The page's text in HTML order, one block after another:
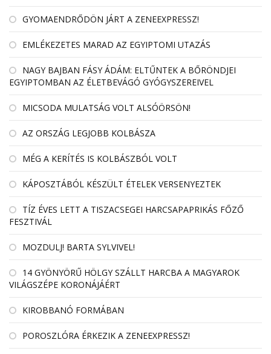
GYOMAENDRŐDÖN JÁRT A ZENEEXPRESSZ!
EMLÉKEZETES MARAD AZ EGYIPTOMI UTAZÁS
NAGY BAJBAN FÁSY ÁDÁM: ELTŰNTEK A BŐRÖNDJEI
EGYIPTOMBAN AZ ÉLETBEVÁGÓ GYÓGYSZEREIVEL
MICSODA MULATSÁG VOLT ALSÓÖRSÖN!
AZ ORSZÁG LEGJOBB KOLBÁSZA
MÉG A KERÍTÉS IS KOLBÁSZBÓL VOLT
KÁPOSZTÁBÓL KÉSZÜLT ÉTELEK VERSENYEZTEK
TÍZ ÉVES LETT A TISZACSEGEI HARCSAPAPRIKÁS FŐZŐ
FESZTIVÁL
MOZDULJ! BARTA SYLVIVEL!
14 GYÖNYÖRŰ HÖLGY SZÁLLT HARCBA A MAGYAROK
VILÁGSZÉPE KORONÁJÁÉRT
KIROBBANÓ FORMÁBAN
POROSZLÓRA ÉRKEZIK A ZENEEXPRESSZ!